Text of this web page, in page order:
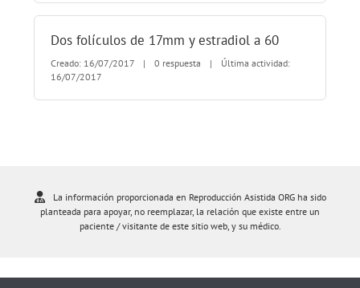
Dos folículos de 17mm y estradiol a 60
Creado: 16/07/2017 | 0 respuesta |
Última actividad:
16/07/2017
La información proporcionada en Reproducción Asistida ORG ha sido
planteada para apoyar, no reemplazar, la relación que existe entre un
paciente / visitante de este sitio web, y su médico.